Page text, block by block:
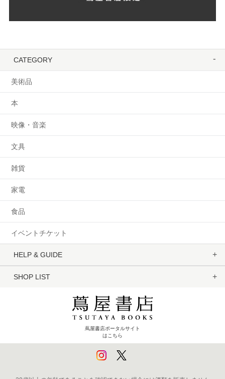
CATEGORY
美術品
本
映像・音楽
文具
雑貨
家電
食品
イベントチケット
HELP & GUIDE
SHOP LIST
蔦屋書店ポータルサイト
はこちら